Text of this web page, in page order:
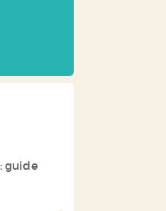
: guide